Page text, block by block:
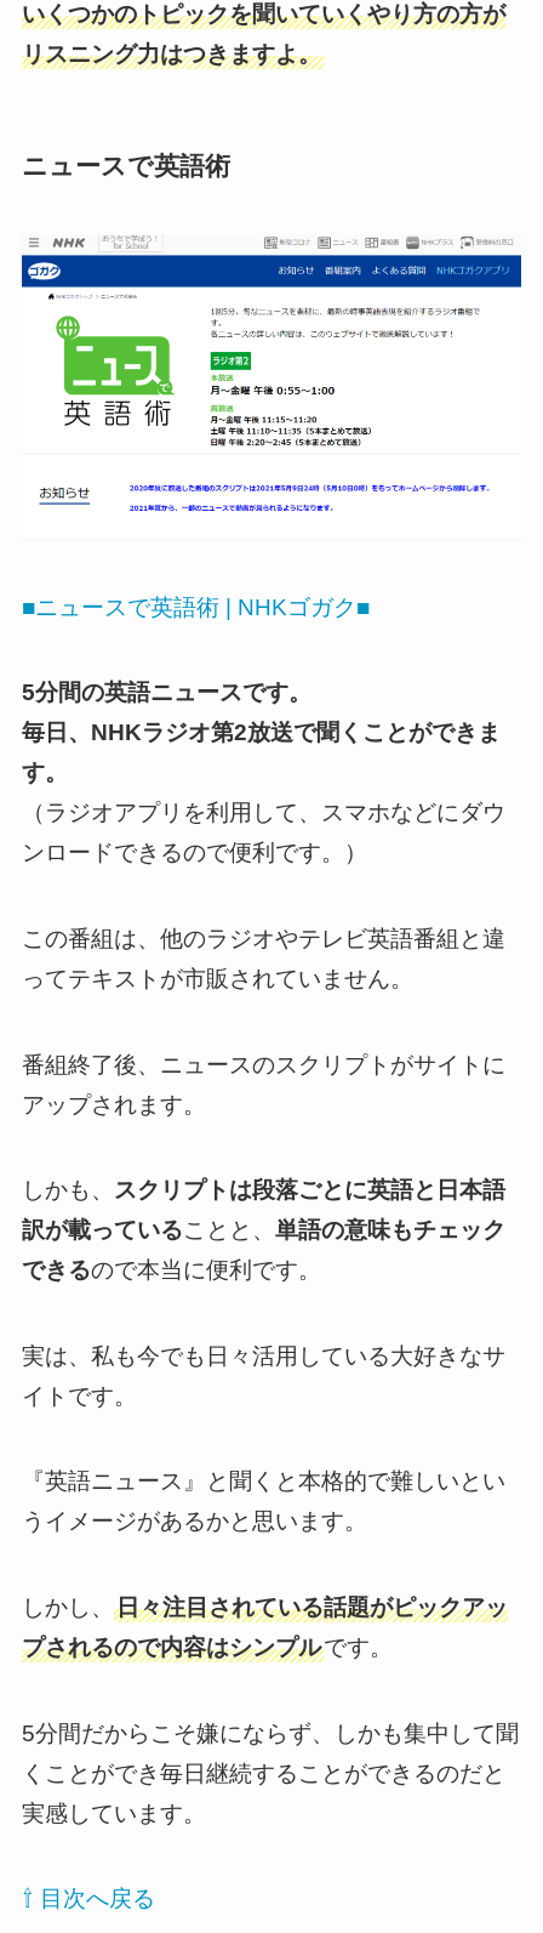
いくつかのトピックを聞いていくやり方の方が
リスニング力はつきますよ。
ニュースで英語術
■ニュースで英語術 | NHKゴガク■
5分間の英語ニュースです。
毎日、NHKラジオ第2放送で聞くことができま
す。
（ラジオアプリを利用して、スマホなどにダウ
ンロードできるので便利です。）
この番組は、他のラジオやテレビ英語番組と違
ってテキストが市販されていません。
番組終了後、ニュースのスクリプトがサイトに
アップされます。
しかも、 スクリプトは段落ごとに英語と日本語
訳が載っていることと、 単語の意味もチェック
できるので本当に便利です。
実は、私も今でも日々活用している大好きなサ
イトです。
『英語ニュース』と聞くと本格的で難しいとい
うイメージがあるかと思います。
しかし、 日々注目されている話題がピックアッ
プされるので内容はシンプルです。
5分間だからこそ嫌にならず、しかも集中して聞
くことができ毎日継続することができるのだと
実感しています。
⇧ 目次へ戻る